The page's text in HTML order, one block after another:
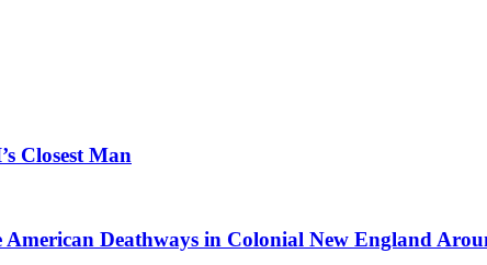
Closest Man
Deathways in Colonial New England